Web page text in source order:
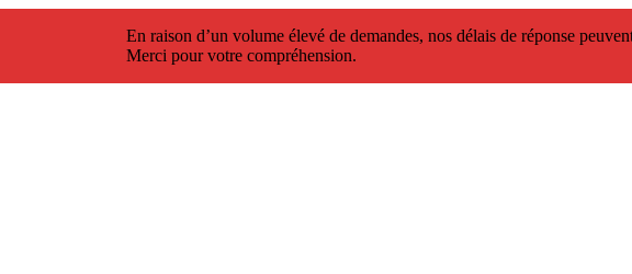
En raison d’un volume élevé de demandes, nos délais de réponse
Merci pour votre compréhension.